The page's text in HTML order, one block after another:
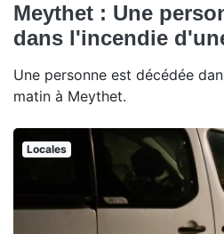
Meythet : Une
dans l'incendie
Une personne est décédée
matin à Meythet.
Locales